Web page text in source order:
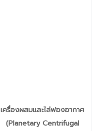
เครื่องผสมและไล่ฟองอากาศ
(Planetary Centrifugal